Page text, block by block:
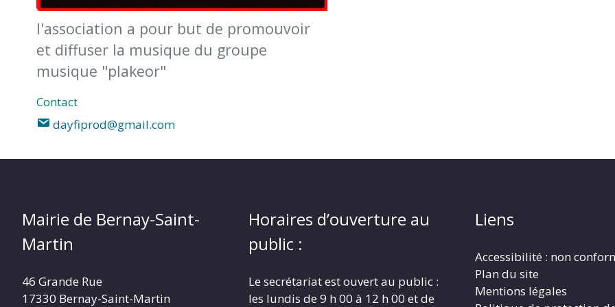
MARTIN
l'association a pour but de promouvoir
et diffuser la musique du groupe
musique "plakeor"
Contact
dayfiprod@gmail.com
Mairie de Bernay-Saint-
Martin
46 Grande Rue
17330 Bernay-Saint-Martin
Horaires d’ouverture au
public :
Le secrétariat est ouvert au public :
les lundis de 9 h 00 à 12 h 00 et de
Liens
Accessibilité : non
Plan du site
Mentions légales